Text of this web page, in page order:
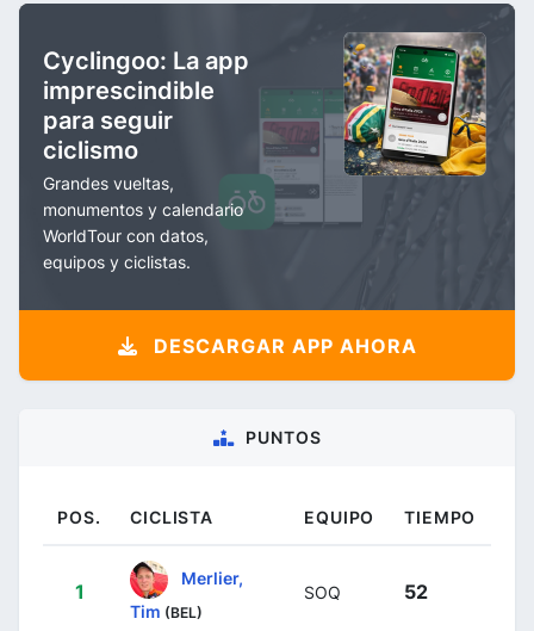
Cyclingoo: La app
imprescindible
para seguir
ciclismo
Grandes vueltas,
monumentos y calendario
WorldTour con datos,
equipos y ciclistas.
DESCARGAR APP AHORA
PUNTOS
POS. CICLISTA EQUIPO TIEMPO
1
Merlier,
Tim (BEL)
SOQ 52